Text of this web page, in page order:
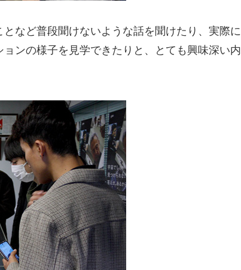
など普段聞けないような話を聞けたり、実際に
ンの様子を見学できたりと、とても興味深い内